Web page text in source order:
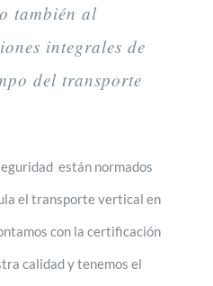
también al
integrales de
del transporte
están normados
el transporte vertical en
con la certificación
calidad y tenemos el